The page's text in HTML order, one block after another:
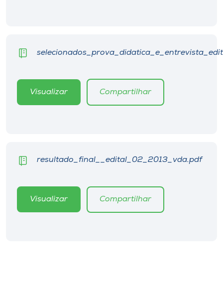
Visualizar Compartilhar
resultado_final__edital_02_2013_vda.pdf
Visualizar Compartilhar